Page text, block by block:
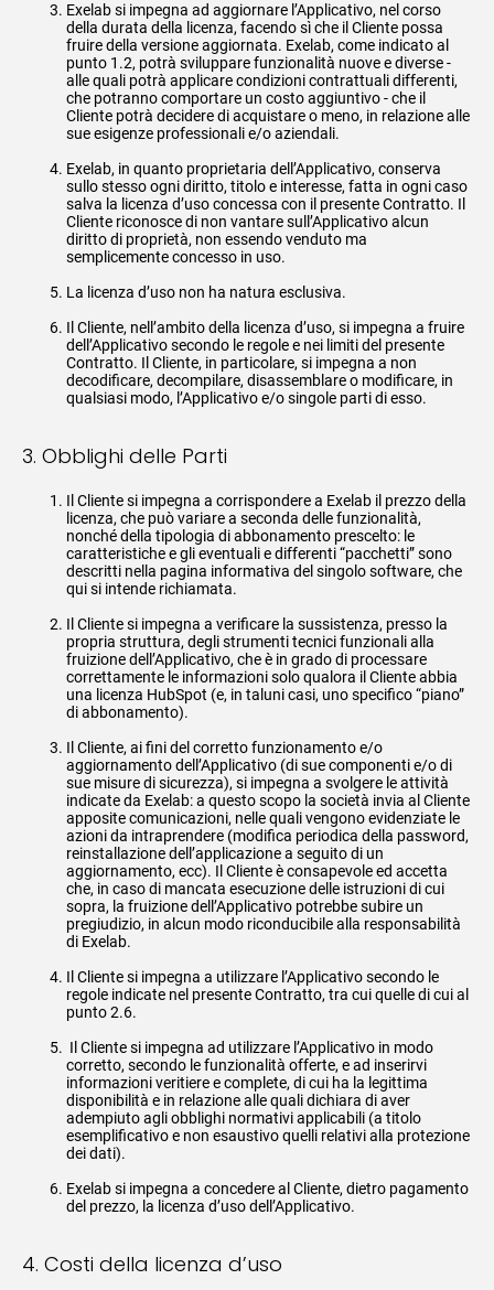
Exelab si impegna ad aggiornare l’Applicativo, nel corso
della durata della licenza, facendo sì che il Cliente possa
fruire della versione aggiornata. Exelab, come indicato al
punto 1.2, potrà sviluppare funzionalità nuove e diverse -
alle quali potrà applicare condizioni contrattuali differenti,
che potranno comportare un costo aggiuntivo - che il
Cliente potrà decidere di acquistare o meno, in relazione alle
sue esigenze professionali e/o aziendali.
Exelab, in quanto proprietaria dell’Applicativo, conserva
sullo stesso ogni diritto, titolo e interesse, fatta in ogni caso
salva la licenza d’uso concessa con il presente Contratto. Il
Cliente riconosce di non vantare sull’Applicativo alcun
diritto di proprietà, non essendo venduto ma
semplicemente concesso in uso.
La licenza d’uso non ha natura esclusiva.
Il Cliente, nell’ambito della licenza d’uso, si impegna a fruire
dell’Applicativo secondo le regole e nei limiti del presente
Contratto. Il Cliente, in particolare, si impegna a non
decodificare, decompilare, disassemblare o modificare, in
qualsiasi modo, l’Applicativo e/o singole parti di esso.
3. Obblighi delle Parti
Il Cliente si impegna a corrispondere a Exelab il prezzo della
licenza, che può variare a seconda delle funzionalità,
nonché della tipologia di abbonamento prescelto: le
caratteristiche e gli eventuali e differenti “pacchetti” sono
descritti nella pagina informativa del singolo software, che
qui si intende richiamata.
Il Cliente si impegna a verificare la sussistenza, presso la
propria struttura, degli strumenti tecnici funzionali alla
fruizione dell’Applicativo, che è in grado di processare
correttamente le informazioni solo qualora il Cliente abbia
una licenza HubSpot (e, in taluni casi, uno specifico “piano”
di abbonamento).
Il Cliente, ai fini del corretto funzionamento e/o
aggiornamento dell’Applicativo (di sue componenti e/o di
sue misure di sicurezza), si impegna a svolgere le attività
indicate da Exelab: a questo scopo la società invia al Cliente
apposite comunicazioni, nelle quali vengono evidenziate le
azioni da intraprendere (modifica periodica della password,
reinstallazione dell’applicazione a seguito di un
aggiornamento, ecc). Il Cliente è consapevole ed accetta
che, in caso di mancata esecuzione delle istruzioni di cui
sopra, la fruizione dell’Applicativo potrebbe subire un
pregiudizio, in alcun modo riconducibile alla responsabilità
di Exelab.
Il Cliente si impegna a utilizzare l’Applicativo secondo le
regole indicate nel presente Contratto, tra cui quelle di cui al
punto 2.6.
Il Cliente si impegna ad utilizzare l’Applicativo in modo
corretto, secondo le funzionalità offerte, e ad inserirvi
informazioni veritiere e complete, di cui ha la legittima
disponibilità e in relazione alle quali dichiara di aver
adempiuto agli obblighi normativi applicabili (a titolo
esemplificativo e non esaustivo quelli relativi alla protezione
dei dati).
Exelab si impegna a concedere al Cliente, dietro pagamento
del prezzo, la licenza d’uso dell’Applicativo.
4. Costi della licenza d’uso